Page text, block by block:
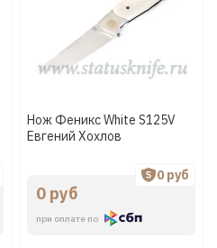
Нож Феникс White S125V
Евгений Хохлов
0 руб
при оплате по
0 руб